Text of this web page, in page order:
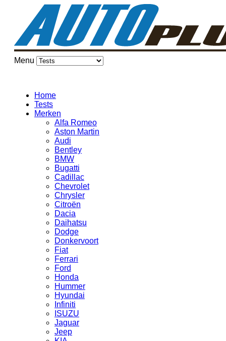
Menu
Home
Tests
Merken
Alfa Romeo
Aston Martin
Audi
Bentley
BMW
Bugatti
Cadillac
Chevrolet
Chrysler
Citroën
Dacia
Daihatsu
Dodge
Donkervoort
Fiat
Ferrari
Ford
Honda
Hummer
Hyundai
Infiniti
ISUZU
Jaguar
Jeep